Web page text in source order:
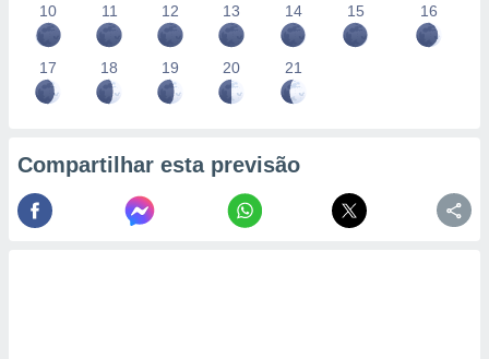
10 11 12 13 14 15 16
17 18 19 20 21
Compartilhar esta previsão